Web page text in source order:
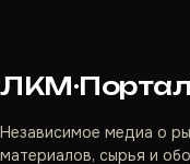
ЛКМ·Портал
Независимое медиа о
материалов, сырья и